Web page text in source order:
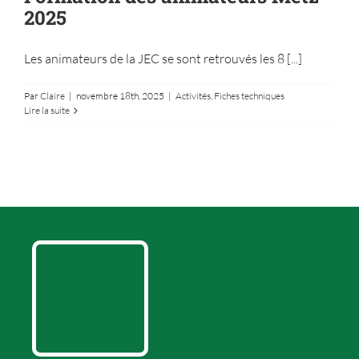
2025
Les animateurs de la JEC se sont retrouvés les 8 [...]
ParClaire | novembre 18th, 2025 | Activités, Fiches techniques
Lire la suite